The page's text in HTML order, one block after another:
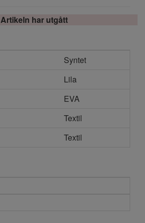
Artikeln har utgått
Syntet
Lila
EVA
Textil
Textil